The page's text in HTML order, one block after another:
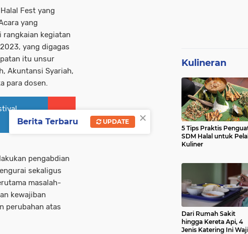
Fest yang
yang
rangkaian kegiatan
yang digagas
itu unsur
Akuntansi Syariah,
para dosen.
pengabdian
sekaligus
masalah-
kewajiban
perubahan atas
Kulineran
5 Tips Praktis
SDM Halal untuk
Kuliner
Dari Rumah Sakit
hingga Kereta Api, 4
Jenis Katering Ini
×
Berita Terbaru UPDATE